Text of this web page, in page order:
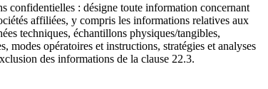
confidentielles : désigne toute information concernant
affiliées, y compris les informations relatives aux
techniques, échantillons physiques/tangibles,
opératoires et instructions, stratégies et analyses
des informations de la clause 22.3.